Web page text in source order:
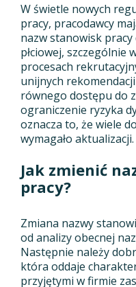
W świetle nowych
pracy, pracodawcy
nazw stanowisk
płciowej, szczególnie
procesach
unijnych
równego dostępu do
ograniczenie ryzyka
oznacza to, że wiele
wymagało aktualizacji.
Jak zmienić
pracy?
Zmiana nazwy
od analizy obecnej
Następnie należy
która oddaje
przyjętymi w firmie